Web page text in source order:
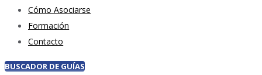
Cómo Asociarse
Formación
Contacto
BUSCADOR DE GUÍAS